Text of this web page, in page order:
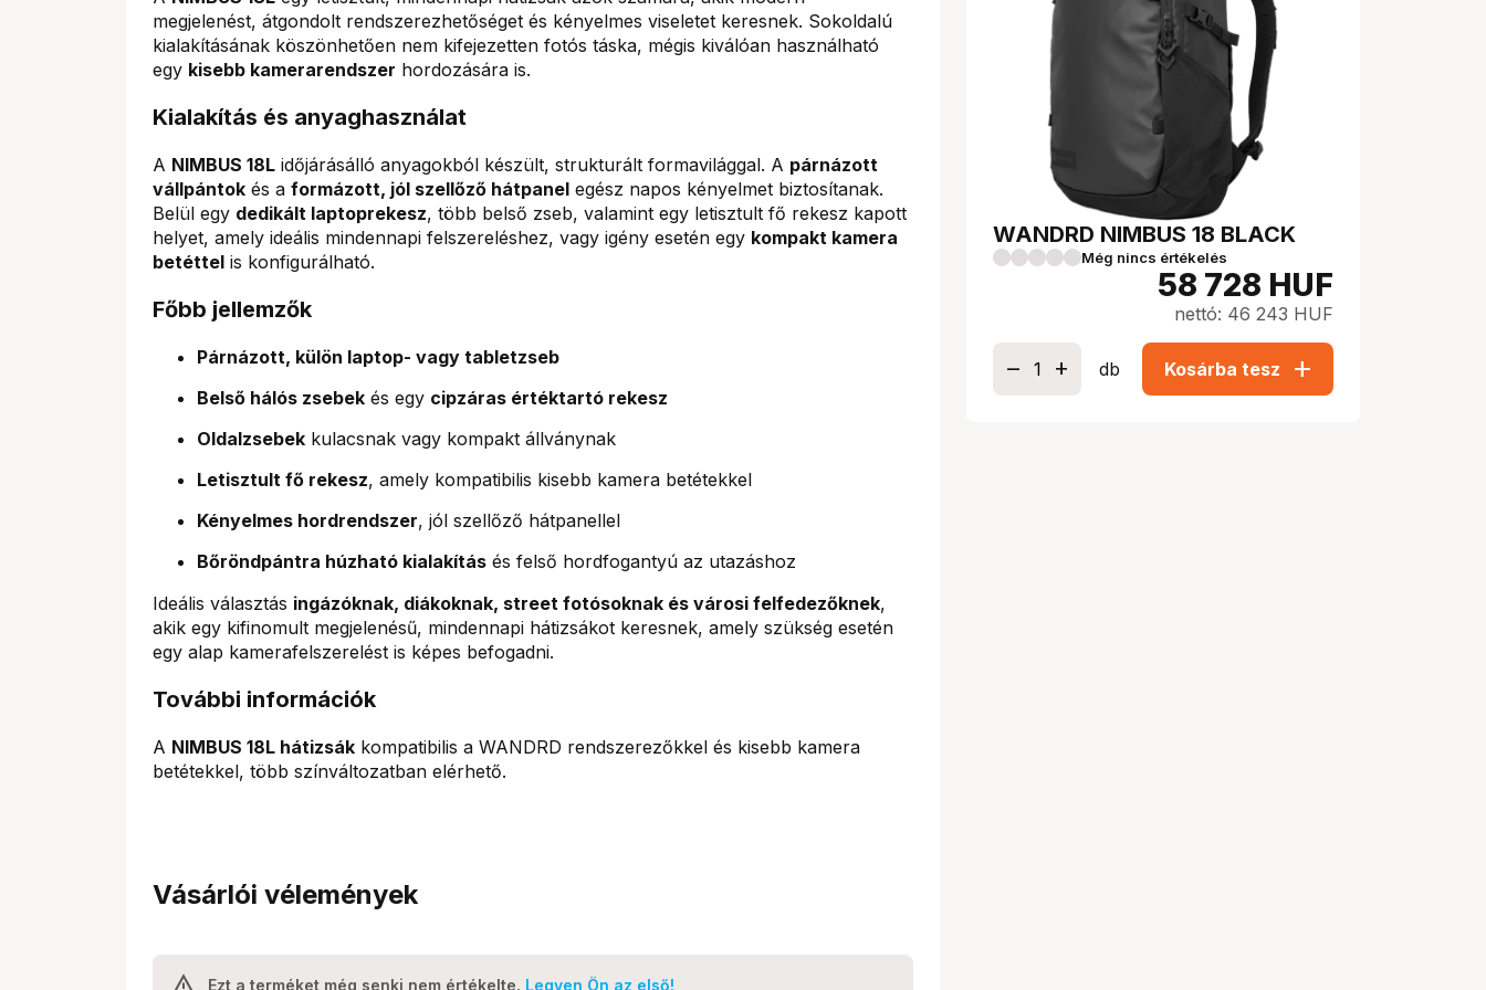
megjelenést, átgondolt rendszerezhetőséget és kényelmes viseletet keresnek. Sokoldalú
kialakításának köszönhetően nem kifejezetten fotós táska, mégis kiválóan használható
egy kisebb kamerarendszer hordozására is.
Kialakítás és anyaghasználat
A NIMBUS 18L időjárásálló anyagokból készült, strukturált formavilággal. A párnázott
vállpántok és a formázott, jól szellőző hátpanel egész napos kényelmet biztosítanak.
Belül egy dedikált laptoprekesz, több belső zseb, valamint egy letisztult fő rekesz kapott
helyet, amely ideális mindennapi felszereléshez, vagy igény esetén egy kompakt kamera
betéttel is konfigurálható.
Főbb jellemzők
Párnázott, külön laptop- vagy tabletzseb
Belső hálós zsebek és egy cipzáras értéktartó rekesz
Oldalzsebek kulacsnak vagy kompakt állványnak
Letisztult fő rekesz, amely kompatibilis kisebb kamera betétekkel
Kényelmes hordrendszer, jól szellőző hátpanellel
Bőröndpántra húzható kialakítás és felső hordfogantyú az utazáshoz
Ideális választás ingázóknak, diákoknak, street fotósoknak és városi felfedezőknek,
akik egy kifinomult megjelenésű, mindennapi hátizsákot keresnek, amely szükség esetén
egy alap kamerafelszerelést is képes befogadni.
További információk
A NIMBUS 18L hátizsák kompatibilis a WANDRD rendszerezőkkel és kisebb kamera
betétekkel, több színváltozatban elérhető.
Vásárlói vélemények
Ezt a terméket még senki nem értékelte. Legyen Ön az első!
WANDRD NIMBUS 18 BLACK
Még nincs értékelés
58 728 HUF
nettó: 46 243 HUF
db Kosárba tesz add